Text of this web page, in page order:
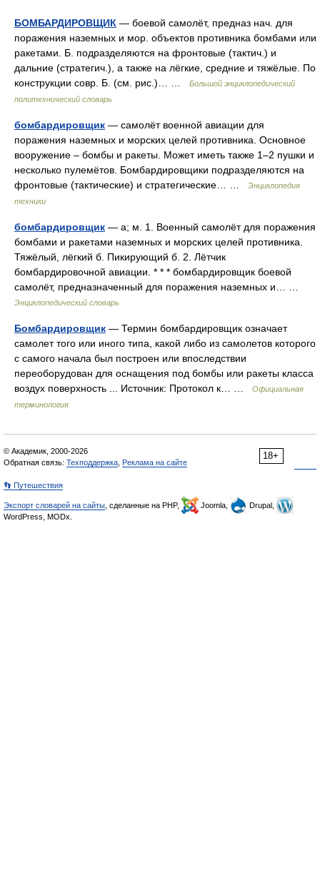
БОМБАРДИРОВЩИК — боевой самолёт, предназ нач. для
поражения наземных и мор. объектов противника бомбами или
ракетами. Б. подразделяются на фронтовые (тактич.) и
дальние (стратегич.), а также на лёгкие, средние и тяжёлые. По
конструкции совр. Б. (см. рис.)… …
Большой энциклопедический
политехнический словарь
бомбардировщик — самолёт военной авиации для
поражения наземных и морских целей противника. Основное
вооружение – бомбы и ракеты. Может иметь также 1–2 пушки и
несколько пулемётов. Бомбардировщики подразделяются на
фронтовые (тактические) и стратегические… …
Энциклопедия
техники
бомбардировщик — а; м. 1. Военный самолёт для поражения
бомбами и ракетами наземных и морских целей противника.
Тяжёлый, лёгкий б. Пикирующий б. 2. Лётчик
бомбардировочной авиации. * * * бомбардировщик боевой
самолёт, предназначенный для поражения наземных и… …
Энциклопедический словарь
Бомбардировщик — Термин бомбардировщик означает
самолет того или иного типа, какой либо из самолетов которого
с самого начала был построен или впоследствии
переоборудован для оснащения под бомбы или ракеты класса
воздух поверхность ... Источник: Протокол к… …
Официальная
терминология
18+
© Академик, 2000-2026
Обратная связь: Техподдержка Реклама на сайте
👣 Путешествия
Экспорт словарей на сайты , сделанные на PHP, Joomla,
Drupal,
WordPress, MODx.